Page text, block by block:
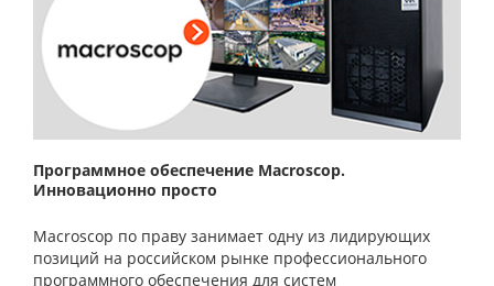
Программное обеспечение Macroscop.
Инновационно просто
Macroscop по праву занимает одну из лидирующих
позиций на российском рынке профессионального
программного обеспечения для систем